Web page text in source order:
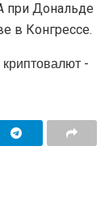
при Дональде
в Конгрессе.
-